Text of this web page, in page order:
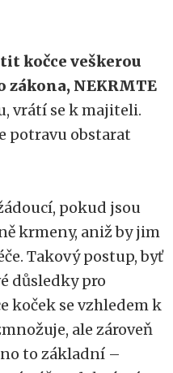
kočce veškerou
zákona, NEKRMTE
vrátí se k majiteli.
potravu obstarat
pokud jsou
krmeny, aniž by jim
Takový postup, byť
důsledky pro
koček se vzhledem k
ale zároveň
to základní –